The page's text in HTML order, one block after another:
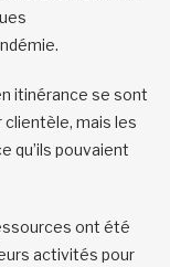
itinérance se sont
clientèle, mais les
qu’ils pouvaient
ont été
activités pour